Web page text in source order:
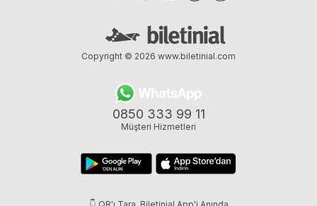
0850 333 99 11
Müşteri Hizmetleri
Copyright © 2026 www.biletinial.com